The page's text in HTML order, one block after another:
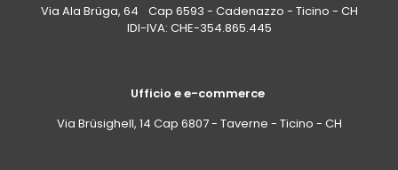
Via Ala Brüga, 64 Cap 6593 - Cadenazzo - Ticino - CH
IDI-IVA: CHE-354.865.445
Ufficio e e-commerce
Via Brüsighell, 14 Cap 6807 - Taverne - Ticino - CH